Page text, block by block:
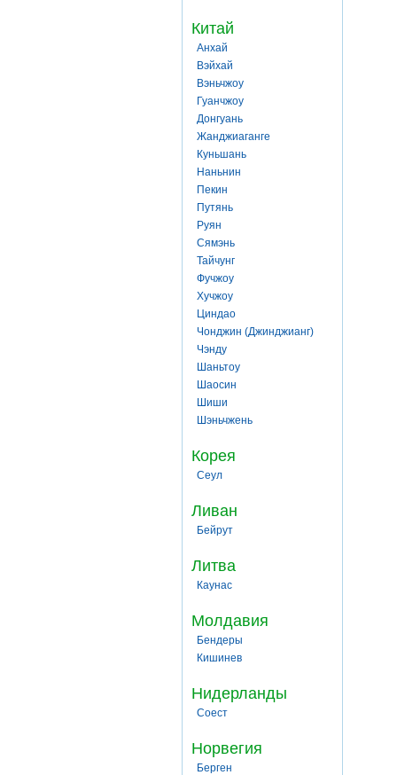
Китай
Анхай
Вэйхай
Вэньчжоу
Гуанчжоу
Донгуань
Жанджиаганге
Куньшань
Наньнин
Пекин
Путянь
Руян
Сямэнь
Тайчунг
Фучжоу
Хучжоу
Циндао
Чонджин (Джинджианг)
Чэнду
Шаньтоу
Шаосин
Шиши
Шэньчжень
Корея
Сеул
Ливан
Бейрут
Литва
Каунас
Молдавия
Бендеры
Кишинев
Нидерланды
Соест
Норвегия
Берген